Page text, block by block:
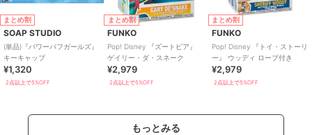
まとめ割
SOAP STUDIO
(単品)『パワーパフガールズ』
キーキャップ
¥1,320
2点以上で5%OFF
まとめ割
FUNKO
Pop! Disney 『ズートピア』
ゲイリー・ダ・スネーク
¥2,979
2点以上で5%OFF
まとめ割
FUNKO
Pop! Disney 『トイ・ストーリ
ー』 ウッディ ロープ付き
¥2,979
2点以上で5%OFF
もっとみる